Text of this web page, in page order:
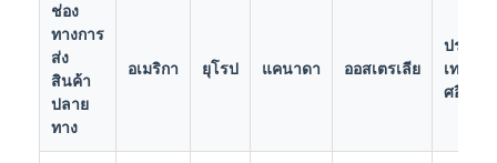
ช่อง
ทางการ
ส่ง
สินค้า
ปลาย
ทาง
อเมริกา ยุโรป แคนาดา ออสเตรเลีย
ประ
เท
ศอื่นๆ